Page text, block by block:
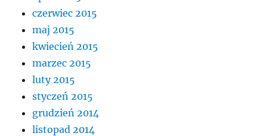
czerwiec 2015
maj 2015
kwiecień 2015
marzec 2015
luty 2015
styczeń 2015
grudzień 2014
listopad 2014